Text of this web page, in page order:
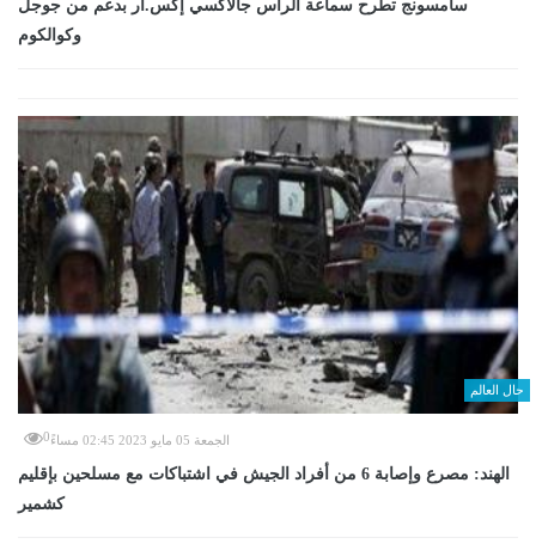
سامسونج تطرح سماعة الرأس جالاكسي إكس.آر بدعم من جوجل
وكوالكوم
حال العالم
الجمعة 05 مايو 2023 02:45 مساءً 0
الهند: مصرع وإصابة 6 من أفراد الجيش في اشتباكات مع مسلحين بإقليم
كشمير